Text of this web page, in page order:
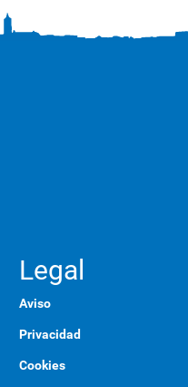
Legal
Aviso
Privacidad
Cookies